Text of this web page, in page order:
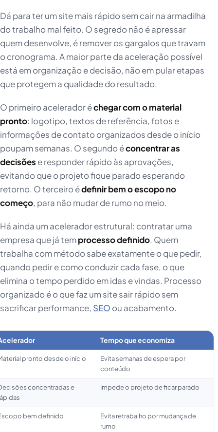
Dá para ter um site mais rápido sem cair na armadilha
do trabalho mal feito. O segredo não é apressar
quem desenvolve, é remover os gargalos que travam
o cronograma. A maior parte da aceleração possível
está em organização e decisão, não em pular etapas
que protegem a qualidade do resultado.
O primeiro acelerador échegar com o material
pronto: logotipo, textos de referência, fotos e
informações de contato organizados desde o início
poupam semanas. O segundo éconcentrar as
decisões e responder rápido às aprovações,
evitando que o projeto fique parado esperando
retorno. O terceiro édefinir bem o escopo no
começo, para não mudar de rumo no meio.
Há ainda um acelerador estrutural: contratar uma
empresa que já temprocesso definido. Quem
trabalha com método sabe exatamente o que pedir,
quando pedir e como conduzir cada fase, o que
elimina o tempo perdido em idas e vindas. Processo
organizado é o que faz um site sair rápido sem
sacrificar performance, SEO ou acabamento.
Tempo que economiza
pronto desde o início
Evita semanas de espera por
conteúdo
concentradas e
Impede o projeto de ficar parado
bem definido
Evita retrabalho por mudança de
rumo